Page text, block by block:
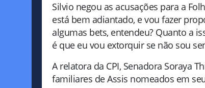
Silvio negou as acusações para a
está bem adiantado, e vou fazer
algumas bets, entendeu? Quanto a
é que eu vou extorquir se não sou
A relatora da CPI, Senadora Soraya
familiares de Assis nomeados em